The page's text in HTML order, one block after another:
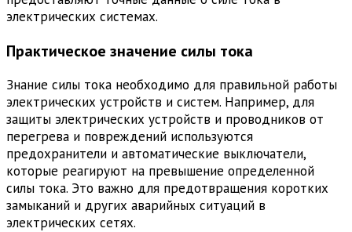
электрических системах.
Практическое значение силы тока
Знание силы тока необходимо для правильной работы
электрических устройств и систем. Например, для
защиты электрических устройств и проводников от
перегрева и повреждений используются
предохранители и автоматические выключатели,
которые реагируют на превышение определенной
силы тока. Это важно для предотвращения коротких
замыканий и других аварийных ситуаций в
электрических сетях.